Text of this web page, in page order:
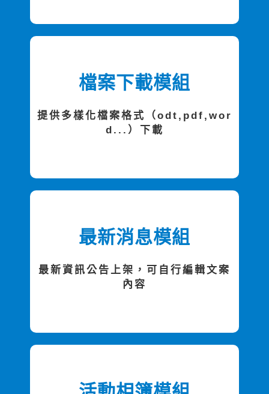
檔案下載模組
提供多樣化檔案格式（odt,pdf,wor
d...）下載
最新消息模組
最新資訊公告上架，可自行編輯文案
內容